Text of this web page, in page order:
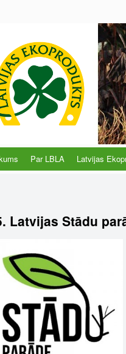
Par LBLA Latvijas
Latvijas Stādu